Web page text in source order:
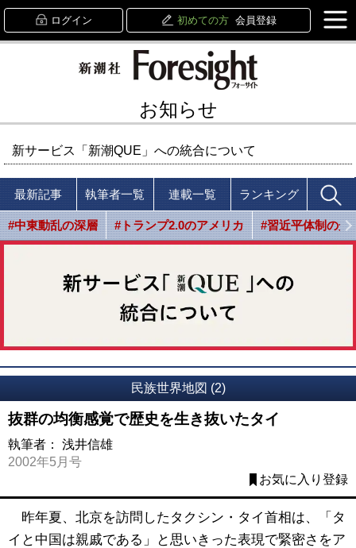
ログイン 初めての方 会員登録
お知らせ
新サービス「新潮QUE」への統合について
最新記事 執筆者一覧 連載一覧 ランキング
#中東動乱の深層 #トランプ2.0のアメリカ #習近平体制の光
民族世界地図 (2)
抜群の均衡感覚で歴史を生き抜いたタイ
執筆者： 浅井信雄
2002年5月号
お気に入り登録
昨年夏、北京を訪問したタクシン・タイ首相は、「タ
イと中国は親戚である」と思いきった表現で緊密さをア